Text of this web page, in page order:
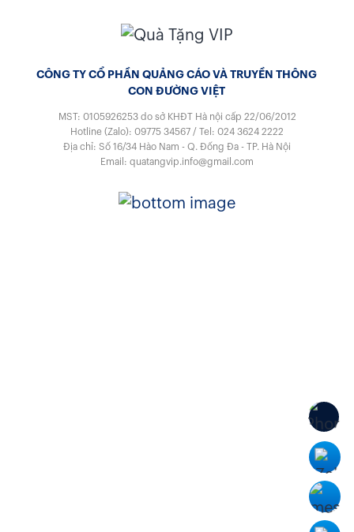
CÔNG TY CỔ PHẦN QUẢNG CÁO VÀ TRUYỀN THÔNG
CON ĐƯỜNG VIỆT
MST: 0105926253 do sở KHĐT Hà nội cấp 22/06/2012
Hotline (Zalo): 09775 34567 / Tel: 024 3624 2222
Địa chỉ: Số 16/34 Hào Nam - Q. Đống Đa - TP. Hà Nội
Email: quatangvip.info@gmail.com